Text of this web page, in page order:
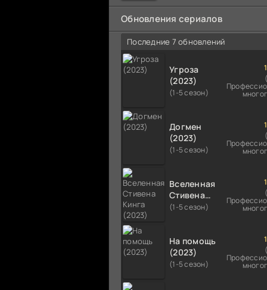
намного
Обновления сериалов
Последние 7 обновлений
Угроза
(2023)
(1-5 сезон)
Догмен
(2023)
(1-5 сезон)
Вселенная
Стивена
Кинга
(1-5 сезон)
На помощь
(2023)
(1-5 сезон)